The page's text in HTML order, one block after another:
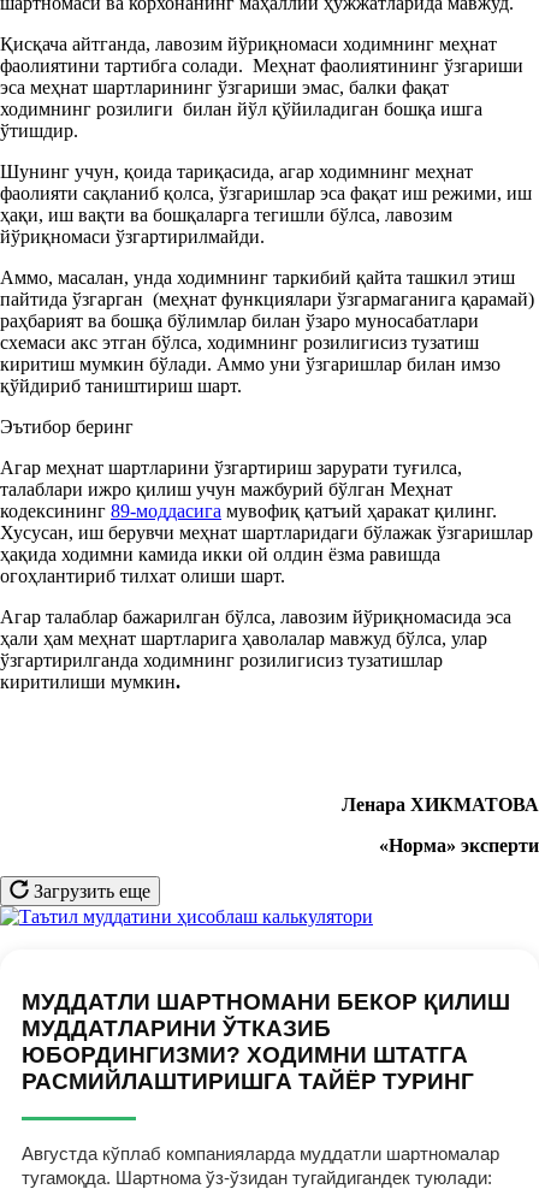
Қисқача айтганда, лавозим йўриқномаси ходимнинг меҳнат
фаолиятини тартибга солади. Меҳнат фаолиятининг ўзгариши
эса меҳнат шартларининг ўзгариши эмас, балки фақат
ходимнинг розилиги билан йўл қўйиладиган бошқа ишга
ўтишдир.
Шунинг учун, қоида тариқасида, агар ходимнинг меҳнат
фаолияти сақланиб қолса, ўзгаришлар эса фақат иш режими, иш
ҳақи, иш вақти ва бошқаларга тегишли бўлса, лавозим
йўриқномаси ўзгартирилмайди.
Аммо, масалан, унда ходимнинг таркибий қайта ташкил этиш
пайтида ўзгарган (меҳнат функциялари ўзгармаганига қарамай)
раҳбарият ва бошқа бўлимлар билан ўзаро муносабатлари
схемаси акс этган бўлса, ходимнинг розилигисиз тузатиш
киритиш мумкин бўлади. Аммо уни ўзгаришлар билан имзо
қўйдириб таништириш шарт.
Эътибор беринг
Агар меҳнат шартларини ўзгартириш зарурати туғилса,
талаблари ижро қилиш учун мажбурий бўлган Меҳнат
кодексининг 89-моддасига мувофиқ қатъий ҳаракат қилинг.
Хусусан, иш берувчи меҳнат шартларидаги бўлажак ўзгаришлар
ҳақида ходимни камида икки ой олдин ёзма равишда
огоҳлантириб тилхат олиши шарт.
Агар талаблар бажарилган бўлса, лавозим йўриқномасида эса
ҳали ҳам меҳнат шартларига ҳаволалар мавжуд бўлса, улар
ўзгартирилганда ходимнинг розилигисиз тузатишлар
киритилиши мумкин.
Ленара ХИКМАТОВА
«Норма» эксперти
Загрузить еще
МУДДАТЛИ ШАРТНОМАНИ БЕКОР ҚИЛИШ
МУДДАТЛАРИНИ ЎТКАЗИБ
ЮБОРДИНГИЗМИ? ХОДИМНИ ШТАТГА
РАСМИЙЛАШТИРИШГА ТАЙЁР ТУРИНГ
Августда кўплаб компанияларда муддатли шартномалар
тугамоқда. Шартнома ўз-ўзидан тугайдигандек туюлади: